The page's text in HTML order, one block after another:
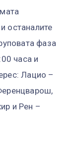
останалите
фаза
часа и
Лацио –
и Рен –